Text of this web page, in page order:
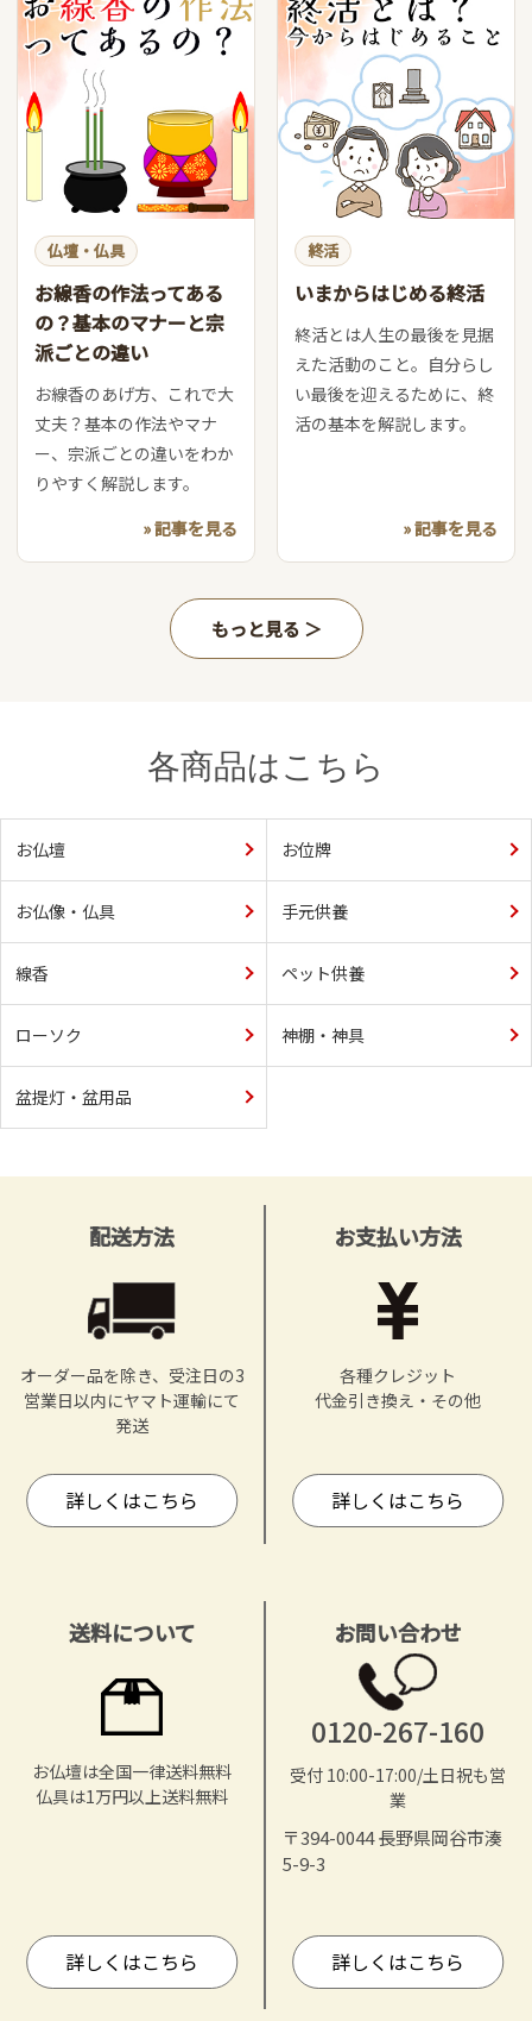
仏壇・仏具
お線香の作法ってある
の？基本のマナーと宗
派ごとの違い
お線香のあげ方、これで大
丈夫？基本の作法やマナ
ー、宗派ごとの違いをわか
りやすく解説します。
» 記事を見る
終活
いまからはじめる終活
終活とは人生の最後を見据
えた活動のこと。自分らし
い最後を迎えるために、終
活の基本を解説します。
» 記事を見る
もっと見る
各商品はこちら
お仏壇 お位牌
お仏像・仏具 手元供養
線香 ペット供養
ローソク 神棚・神具
盆提灯・盆用品
配送方法
オーダー品を除き、受注日の3
営業日以内にヤマト運輸にて
発送
詳しくはこちら
お支払い方法
各種クレジット
代金引き換え・その他
詳しくはこちら
送料について
お仏壇は全国一律送料無料
仏具は1万円以上送料無料
詳しくはこちら
お問い合わせ
0120-267-160
受付 10:00-17:00/土日祝も営
業
〒394-0044 長野県岡谷市湊
5-9-3
詳しくはこちら